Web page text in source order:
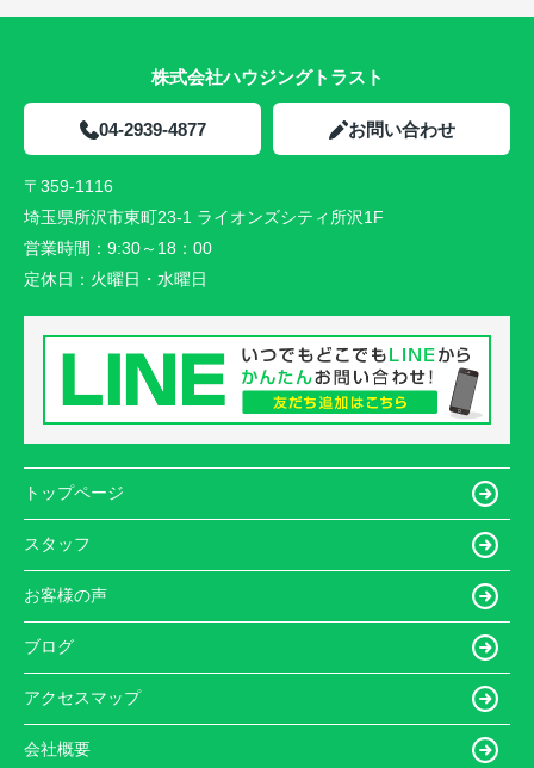
株式会社ハウジングトラスト
04-2939-4877 お問い合わせ
〒359-1116
埼玉県所沢市東町23-1 ライオンズシティ所沢1F
営業時間： 9:30～18：00
定休日： 火曜日・水曜日
トップページ
スタッフ
お客様の声
ブログ
アクセスマップ
会社概要